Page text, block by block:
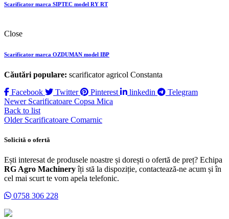
Scarificator marca SIPTEC model RY RТ
Close
Scarificator marca OZDUMAN model IBP
Căutări populare: scarificator agricol Constanta
Facebook
Twitter Pinterest linkedin
Telegram
Newer Scarificatoare Copsa Mica
Back to list
Older Scarificatoare Comarnic
Solicită o ofertă
Ești interesat de produsele noastre și dorești o ofertă de preț? Echipa
RG Agro Machineryîți stă la dispoziție, contactează-ne acum și în
cel mai scurt te vom apela telefonic.
0758 306 228